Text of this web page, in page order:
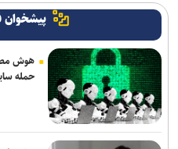
پیشخوان
هوش
حمله